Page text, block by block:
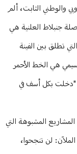
والوطني الثابت، ألم
جنبلاط العلنية هي
تطلق بين الفينة
هي الخط الأحمر
"دخلت بكل أسف في
المشبوهة التي
لن تنجحوا،